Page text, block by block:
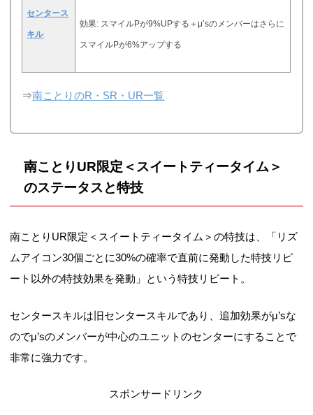
センタース
キル
効果: スマイルPが9%UPする＋μ’sのメンバーはさらに
スマイルPが6%アップする
⇒南ことりのR・SR・UR一覧
南ことりUR限定＜スイートティータイム＞
のステータスと特技
南ことりUR限定＜スイートティータイム＞の特技は、「リズ
ムアイコン30個ごとに30%の確率で直前に発動した特技リピ
ート以外の特技効果を発動」という特技リピート。
センタースキルは旧センタースキルであり、追加効果がμ’sな
のでμ’sのメンバーが中心のユニットのセンターにすることで
非常に強力です。
スポンサードリンク